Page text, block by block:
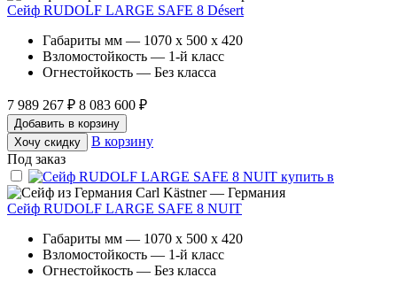
Сейф RUDOLF LARGE SAFE 8 Désert
Габариты мм — 1070 x 500 x 420
Взломостойкость — 1-й класс
Огнестойкость — Без класса
7 989 267 ₽ 8 083 600 ₽
Добавить в корзину
Хочу скидку
В корзину
Под заказ
Carl Kästner — Германия
Сейф RUDOLF LARGE SAFE 8 NUIT
Габариты мм — 1070 x 500 x 420
Взломостойкость — 1-й класс
Огнестойкость — Без класса